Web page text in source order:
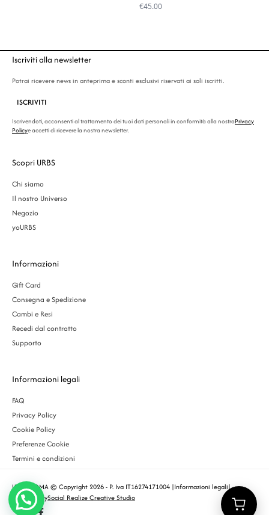
€45.00
Iscriviti alla newsletter
Potrai ricevere news in anteprima e sconti esclusivi riservati ai soli iscritti.
ISCRIVITI
Iscrivendoti, acconsenti al trattamento dei tuoi dati personali in conformità alla nostraPrivacy
Policye accetti di ricevere la nostra newsletter.
Scopri URBS
Chi siamo
Il nostro Universo
Negozio
yoURBS
Informazioni
Gift Card
Consegna e Spedizione
Cambi e Resi
Recedi dal contratto
Supporto
Informazioni legali
FAQ
Privacy Policy
Cookie Policy
Preferenze Cookie
Termini e condizioni
URBS ROMA © Copyright 2026 - P. Iva IT16274171004 |Informazioni legali|
Designed bySocial Realize Creative Studio